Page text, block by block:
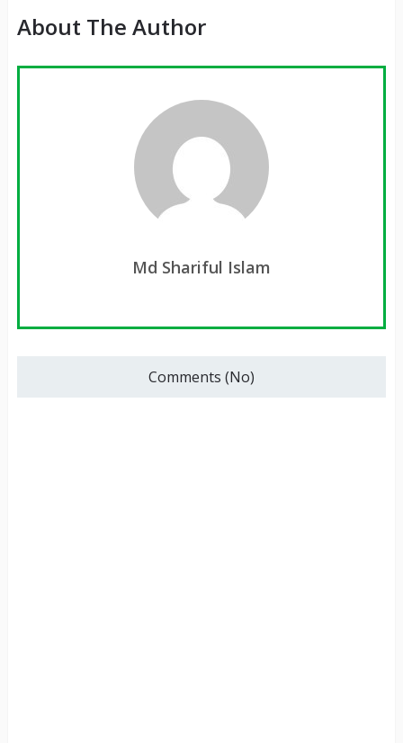
About The Author
Md Shariful Islam
Comments (No)